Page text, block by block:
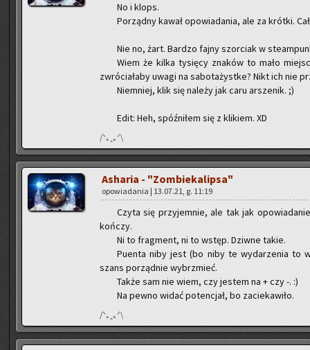
No i klops.
Po­rząd­ny kawał opo­wia­da­nia, ale za krót­ki.
Nie no, żart. Bar­dzo fajny szor­ciak w
Wiem że kilka ty­się­cy zna­ków to mało
zwró­cia­ła­by uwagi na sa­bo­ta­żyst­ke? Nikt ich nie
Nie­mniej, klik się na­le­ży jak caru ar­sze­nik. ;)
Edit: Heh, spóź­ni­łem się z kli­kiem. XD
/ᐠ｡ꞈ｡ᐟ\
Asha­ria - "Zom­bie­ka­lip­sa"
opo­wia­da­nia | 13.07.21, g. 11:19
Czyta się przy­jem­nie, ale tak jak
koń­czy.
Ni to frag­ment, ni to wstęp. Dziw­ne takie.
Pu­en­ta niby jest (bo niby te wy­da­rze­nia to
szans po­rząd­nie wy­brzmieć.
Także sam nie wiem, czy je­stem na + czy -. :)
Na pewno widać po­ten­cjał, bo za­cie­ka­wi­ło.
/ᐠ｡ꞈ｡ᐟ\